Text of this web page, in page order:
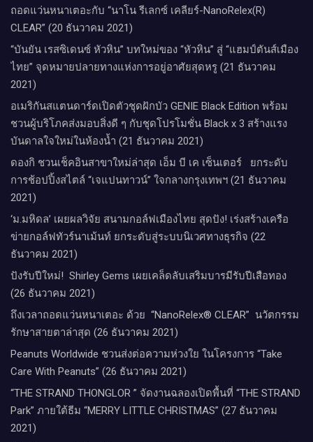
ถอดแว่นหนาเตอะกับ “นาโน รีเลกซ์ เคลียร์-NanoRelex(R)
CLEAR” (20 ธันวาคม 2021)
“บันยัน เรสซิเดนซ์ หัวหิน” บทใหม่ของ “หัวหิน” สู่ “แฮมป์ตันส์เมือง
ไทย” จุดหมายปลายทางแห่งการอยู่อาศัยสุดหรู (21 ธันวาคม
2021)
อเมริกันสแตนดาร์ดเปิดตัวชุดฝักบัว GENIE Black Edition พร้อม
ชวนผู้บริโภคส่งมอบสิ่งดี ๆ กับชุดโปรโมชั่น Black x 3 สร้างแรง
บันดาลใจใหม่ในห้องน้ำ (21 ธันวาคม 2021)
ดองกิ ชวนเช็คอินสาขาใหม่ล่าสุด เอ็ม บี เค เซ็นเตอร์ ยกระดับ
การช้อปปิ้งสไตล์ “เจแปนทาวน์” ใจกลางกรุงเทพฯ (21 ธันวาคม
2021)
‘ม.มหิดล’ เผยผลวิจัย สนามกอล์ฟเมืองไทย สุดปัง! เร่งสร้างเครือ
ข่ายกอล์ฟทัวร์นาเม้นท์ ยกระดับสู่ระบบนิเวศทางธุรกิจ (22
ธันวาคม 2021)
ปังรับปีใหม่​! ​ Shirley Gems เผยเคล็ดลับ​เสริมบารมีรับปีเสือทอง
(26 ธันวาคม 2021)
ถึงเวลาถอดแว่นหนาเตอะ ด้วย “NanoRelex® CLEAR” นวัตกรรม
รักษาสายตาล่าสุด (26 ธันวาคม 2021)
Peanuts Worldwide ชวนส่งต่อความห่วงใย​ ​ในโครงการ “Take
Care With Peanuts” (26 ธันวาคม 2021)
“THE STRAND THONGLOR ” จัดงานฉลองเปิดพื้นที่ “THE STRAND
Park” ภายใต้ธีม “MERRY LITTLE CHRISTMAS” (27 ธันวาคม
2021)